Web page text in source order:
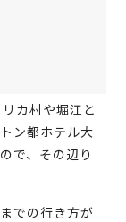
カ村や堀江と
ン都ホテル大
で、その辺り
での行き方が